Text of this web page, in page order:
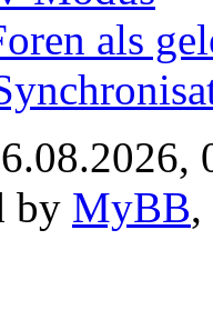
Modus
als